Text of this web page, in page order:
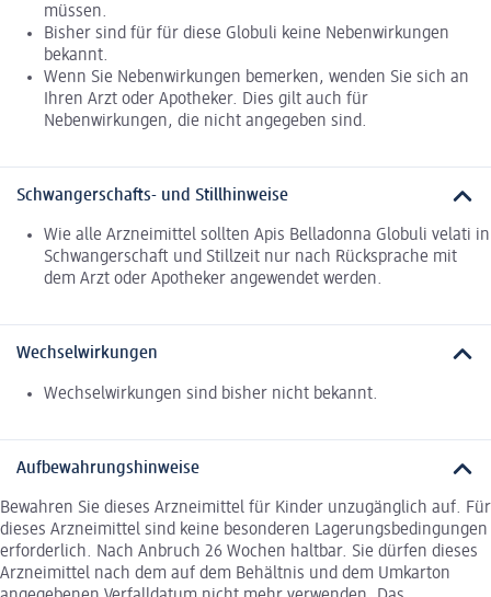
müssen.
Bisher sind für für diese Globuli keine Nebenwirkungen
bekannt.
Wenn Sie Nebenwirkungen bemerken, wenden Sie sich an
Ihren Arzt oder Apotheker. Dies gilt auch für
Nebenwirkungen, die nicht angegeben sind.
Schwangerschafts- und Stillhinweise
Wie alle Arzneimittel sollten Apis Belladonna Globuli velati in
Schwangerschaft und Stillzeit nur nach Rücksprache mit
dem Arzt oder Apotheker angewendet werden.
Wechselwirkungen
Wechselwirkungen sind bisher nicht bekannt.
Aufbewahrungshinweise
Bewahren Sie dieses Arzneimittel für Kinder unzugänglich auf. Für
dieses Arzneimittel sind keine besonderen Lagerungsbedingungen
erforderlich. Nach Anbruch 26 Wochen haltbar. Sie dürfen dieses
Arzneimittel nach dem auf dem Behältnis und dem Umkarton